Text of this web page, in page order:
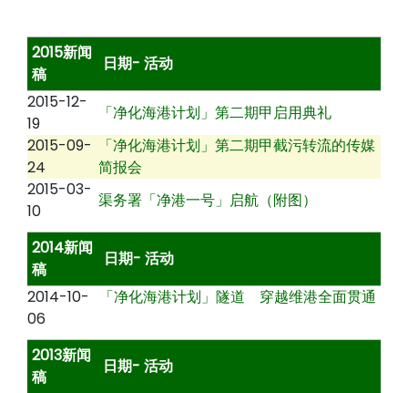
2015新闻
稿
日期- 活动
2015-12-
19
「净化海港计划」第二期甲启用典礼
2015-09-
24
「净化海港计划」第二期甲截污转流的传媒
简报会
2015-03-
10
渠务署「净港一号」启航（附图）
2014新闻
稿
日期- 活动
2014-10-
06
「净化海港计划」隧道 穿越维港全面贯通
2013新闻
稿
日期- 活动